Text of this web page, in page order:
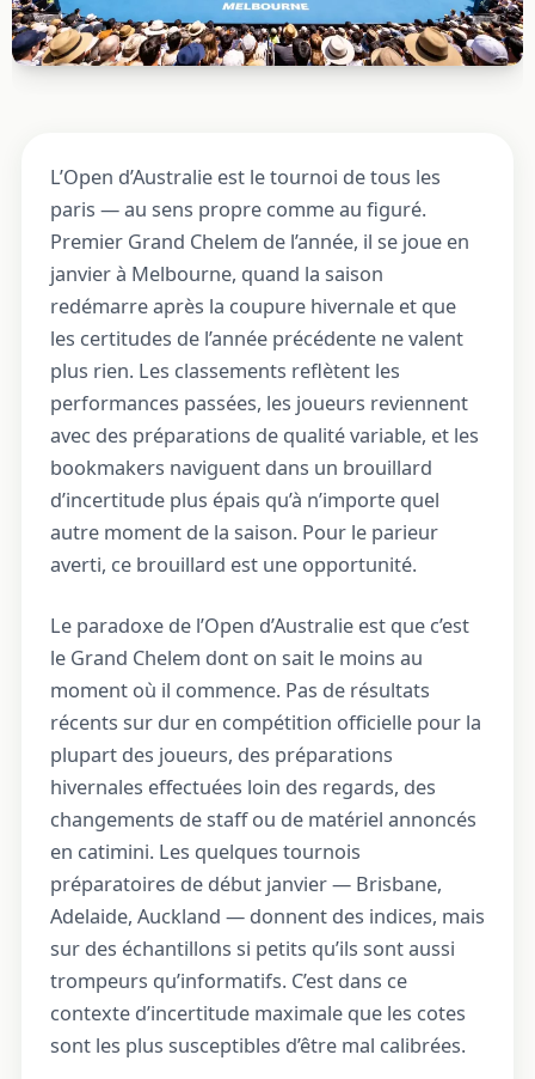
L’Open d’Australie est le tournoi de tous les
paris — au sens propre comme au figuré.
Premier Grand Chelem de l’année, il se joue en
janvier à Melbourne, quand la saison
redémarre après la coupure hivernale et que
les certitudes de l’année précédente ne valent
plus rien. Les classements reflètent les
performances passées, les joueurs reviennent
avec des préparations de qualité variable, et les
bookmakers naviguent dans un brouillard
d’incertitude plus épais qu’à n’importe quel
autre moment de la saison. Pour le parieur
averti, ce brouillard est une opportunité.
Le paradoxe de l’Open d’Australie est que c’est
le Grand Chelem dont on sait le moins au
moment où il commence. Pas de résultats
récents sur dur en compétition officielle pour la
plupart des joueurs, des préparations
hivernales effectuées loin des regards, des
changements de staff ou de matériel annoncés
en catimini. Les quelques tournois
préparatoires de début janvier — Brisbane,
Adelaide, Auckland — donnent des indices, mais
sur des échantillons si petits qu’ils sont aussi
trompeurs qu’informatifs. C’est dans ce
contexte d’incertitude maximale que les cotes
sont les plus susceptibles d’être mal calibrées.